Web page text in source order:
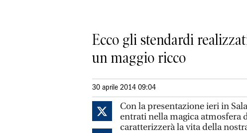
Ecco gli stendardi
un maggio ricco
30 aprile 2014 09:04
Con la presentazione ieri in
entrati nella magica atmosfera
caratterizzerà la vita della